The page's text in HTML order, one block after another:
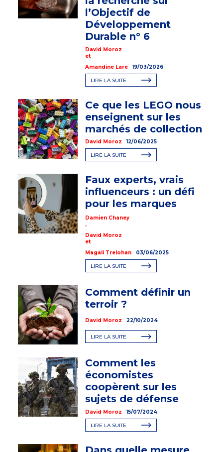
l’Objectif de
Développement
Durable n° 6
David Moroz
et
Amandine Lare
19/03/2026
LIRE LA SUITE
Ce que les LEGO nous
enseignent sur les
marchés de collection
David Moroz 12/06/2025
LIRE LA SUITE
Faux experts, vrais
influenceurs : un défi
pour les marques
Damien Chaney
,
David Moroz
et
Magali Trelohan
03/06/2025
LIRE LA SUITE
Comment définir un
terroir ?
David Moroz 22/10/2024
LIRE LA SUITE
Comment les
économistes
coopèrent sur les
sujets de défense
David Moroz 15/07/2024
LIRE LA SUITE